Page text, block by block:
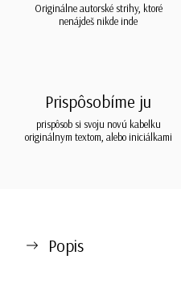
Originálne autorské strihy, ktoré
nenájdeš nikde inde
Prispôsobíme ju
prispôsob si svoju novú kabelku
originálnym textom, alebo iniciálkami
Popis